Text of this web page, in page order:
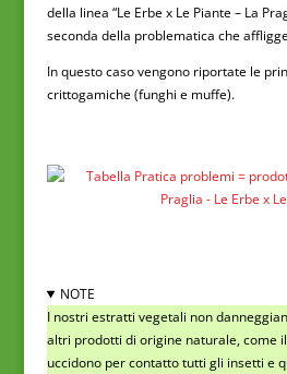
della linea “Le Erbe x Le Piante – La
seconda della problematica che
In questo caso vengono riportate le
crittogamiche (funghi e muffe).
NOTE
I nostri estratti vegetali non
altri prodotti di origine naturale, come
uccidono per contatto tutti gli insetti e